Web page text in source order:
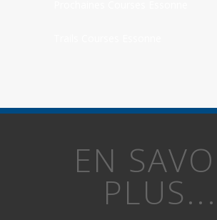
EN
PLUS...